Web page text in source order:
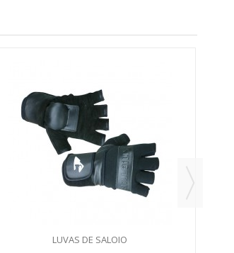
LUVAS DE SALOIO